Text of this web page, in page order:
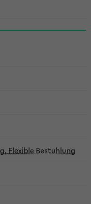
Flexible Bestuhlung